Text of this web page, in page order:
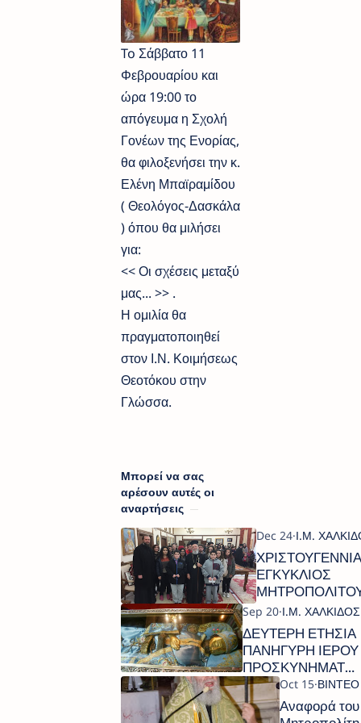
To Σάββατο 11
Φεβρουαρίου και
ώρα 19:00 το
απόγευμα η Σχολή
Γονέων της Ενορίας,
θα φιλοξενήσει την κ.
Ελένη Μπαϊραμίδου
( Θεολόγος-Δασκάλα
) όπου θα μιλήσει
για:
<< Οι σχέσεις μεταξύ
μας... >> .
Η ομιλία θα
πραγματοποιηθεί
στον Ι.Ν. Κοιμήσεως
Θεοτόκου στην
Γλώσσα.
Μπορεί να σας
αρέσουν αυτές οι
αναρτήσεις
ΕΓΚΥΚΛΙΟΣ
ΧΑΛΚΙΔΟΣ
ΧΡΥΣΟΣΤΟΜΟΥ
ΔΕΥΤΕΡΗ ΕΤΗΣΙΑ
ΠΑΝΗΓΥΡΗ ΙΕΡΟΥ
ΟΣΙΟΥ ΙΩΑΝΝΟΥ
ΤΟΥ ΡΩΣΣΟΥ
ΝΕΟΥ
Αναφορά του